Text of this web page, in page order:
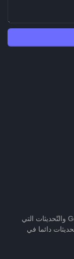
هل تريد/ين البقاء على اطّلاع على آخر أخبار Google والتّحديثات التي
دائما في